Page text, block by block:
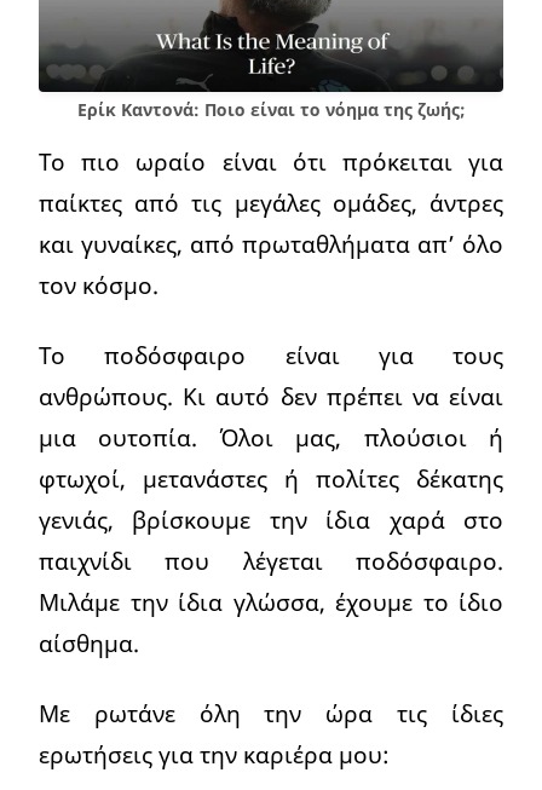
Ερίκ Καντονά: Ποιο είναι το νόημα της ζωής;
Το πιο ωραίο είναι ότι πρόκειται για
παίκτες από τις μεγάλες ομάδες, άντρες
και γυναίκες, από πρωταθλήματα απ’ όλο
τον κόσμο.
Το ποδόσφαιρο είναι για τους
ανθρώπους. Κι αυτό δεν πρέπει να είναι
μια ουτοπία. Όλοι μας, πλούσιοι ή
φτωχοί, μετανάστες ή πολίτες δέκατης
γενιάς, βρίσκουμε την ίδια χαρά στο
παιχνίδι που λέγεται ποδόσφαιρο.
Μιλάμε την ίδια γλώσσα, έχουμε το ίδιο
αίσθημα.
Με ρωτάνε όλη την ώρα τις ίδιες
ερωτήσεις για την καριέρα μου: